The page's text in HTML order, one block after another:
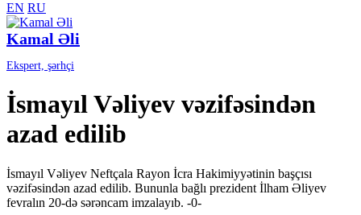
EN RU
Kamal Əli
Ekspert, şərhçi
İsmayıl Vəliyev vəzifəsindən
azad edilib
İsmayıl Vəliyev Neftçala Rayon İcra Hakimiyyətinin başçısı
vəzifəsindən azad edilib. Bununla bağlı prezident İlham Əliyev
fevralın 20-də sərəncam imzalayıb. -0-